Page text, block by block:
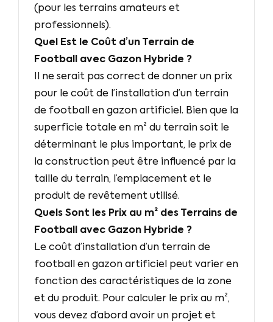
(pour les terrains amateurs et
professionnels).
Quel Est le Coût d’un Terrain de
Football avec Gazon Hybride ?
Il ne serait pas correct de donner un prix
pour le coût de l’installation d’un terrain
de football en gazon artificiel. Bien que la
superficie totale en m² du terrain soit le
déterminant le plus important, le prix de
la construction peut être influencé par la
taille du terrain, l’emplacement et le
produit de revêtement utilisé.
Quels Sont les Prix au m² des Terrains de
Football avec Gazon Hybride ?
Le coût d’installation d’un terrain de
football en gazon artificiel peut varier en
fonction des caractéristiques de la zone
et du produit. Pour calculer le prix au m²,
vous devez d’abord avoir un projet et